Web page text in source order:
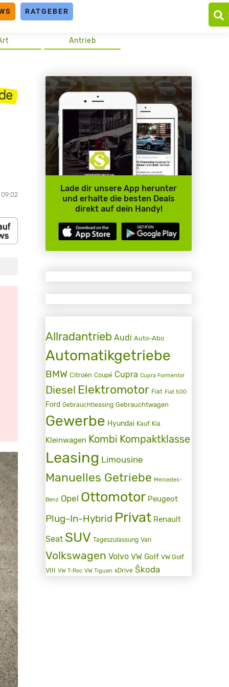
RATGEBER
Antrieb
09:02
Lade dir unsere App herunter
und erhalte die besten Deals
direkt auf dein Handy!
Allradantrieb Audi Auto-Abo
Automatikgetriebe
BMW Citroën Coupé Cupra Cupra Formentor
Diesel Elektromotor Fiat Fiat 500
Ford Gebrauchtleasing Gebrauchtwagen
Gewerbe Hyundai Kauf Kia
Kleinwagen Kombi Kompaktklasse
Leasing Limousine
Manuelles Getriebe Mercedes-
Benz Opel Ottomotor Peugeot
Plug-In-Hybrid Privat Renault
Seat SUV Tageszulassung Van
Volkswagen Volvo VW Golf VW Golf
VIII VW T-Roc VW Tiguan xDrive Škoda